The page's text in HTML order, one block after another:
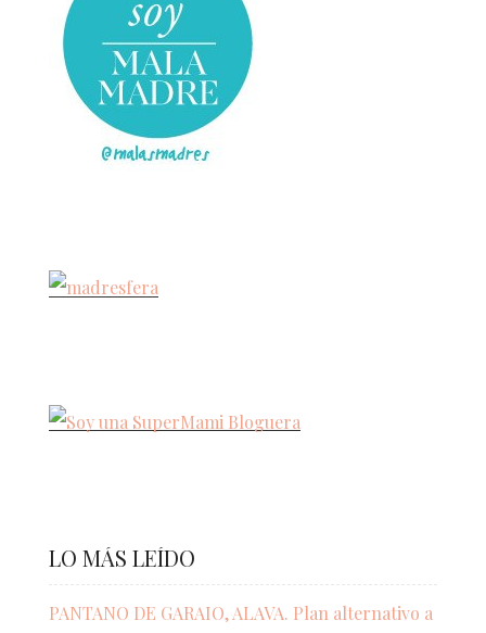
LO MÁS LEÍDO
PANTANO DE GARAIO, ALAVA. Plan alternativo a